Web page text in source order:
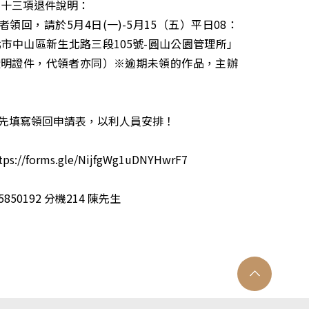
三項退件說明：
領回，請於5月4日(一)-5月15（五）平日08：
中山區新生北路三段105號-圓山公園管理所」
證件，代領者亦同）※逾期未領的作品，主辦
寫領回申請表，以利人員安排！
forms.gle/NijfgWg1uDNYHwrF7
分機214 陳先生